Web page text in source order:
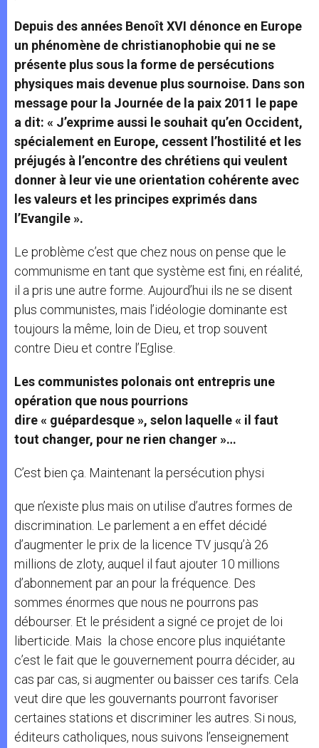
Depuis des années Benoît XVI dénonce en Europe
un phénomène de christianophobie qui ne se
présente plus sous la forme de persécutions
physiques mais devenue plus sournoise. Dans son
message pour la Journée de la paix 2011 le pape
a dit: « J’exprime aussi le souhait qu’en Occident,
spécialement en Europe, cessent l’hostilité et les
préjugés à l’encontre des chrétiens qui veulent
donner à leur vie une orientation cohérente avec
les valeurs et les principes exprimés dans
l’Evangile ».
Le problème c’est que chez nous on pense que le
communisme en tant que système est fini, en réalité,
il a pris une autre forme. Aujourd’hui ils ne se disent
plus communistes, mais l’idéologie dominante est
toujours la même, loin de Dieu, et trop souvent
contre Dieu et contre l’Eglise.
Les communistes polonais ont entrepris une
opération que nous pourrions
dire « guépardesque », selon laquelle « il faut
tout changer, pour ne rien changer »…
C’est bien ça. Maintenant la persécution physi
que n’existe plus mais on utilise d’autres formes de
discrimination. Le parlement a en effet décidé
d’augmenter le prix de la licence TV jusqu’à 26
millions de zloty, auquel il faut ajouter 10 millions
d’abonnement par an pour la fréquence. Des
sommes énormes que nous ne pourrons pas
débourser. Et le président a signé ce projet de loi
liberticide. Mais la chose encore plus inquiétante
c’est le fait que le gouvernement pourra décider, au
cas par cas, si augmenter ou baisser ces tarifs. Cela
veut dire que les gouvernants pourront favoriser
certaines stations et discriminer les autres. Si nous,
éditeurs catholiques, nous suivons l’enseignement